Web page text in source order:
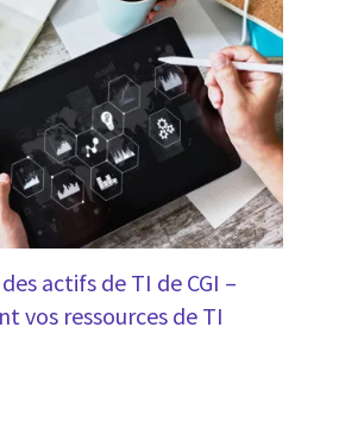
actifs de TI de CGI –
vos ressources de TI